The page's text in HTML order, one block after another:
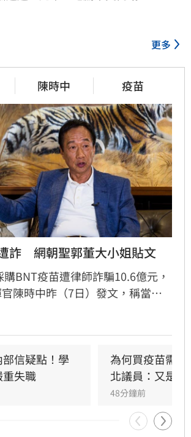
更多
陳時中 疫苗
詐　網朝聖郭董大小姐貼文
BNT疫苗遭律師詐騙10.6億元，
陳時中昨（7日）發文，稱當年
提防掮客，卻遭在野攻擊抹黑；
被當盤子詐騙，但和疫情爆發後疫
根本是兩碼事，批評綠營偷換概念
太過粗糙。更有大批網友回顧郭台
小姐說不要買」的貼文，認為內容
採購受政治因素卡關或延遲的時
信疑點！學
失職
為何買疫苗需
北議員：又是中
48分鐘前